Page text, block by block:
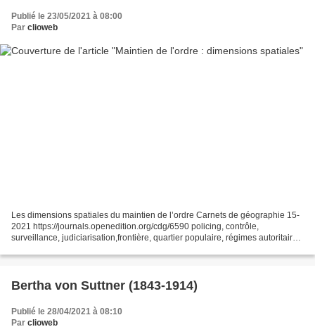
Publié le 23/05/2021 à 08:00
Par clioweb
Les dimensions spatiales du maintien de l’ordre Carnets de géographie 15-
2021 https://journals.openedition.org/cdg/6590 policing, contrôle,
surveillance, judiciarisation,frontière, quartier populaire, régimes autoritaires,
Bertha von Suttner (1843-1914)
Publié le 28/04/2021 à 08:10
Par clioweb